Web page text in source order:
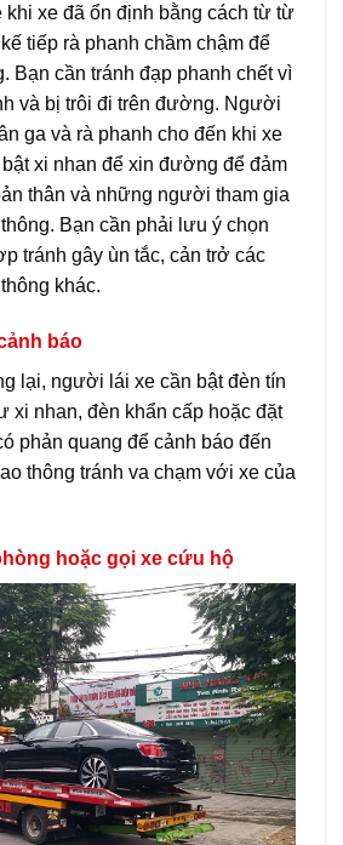
khi xe đã ổn định bằng cách từ từ
tiếp rà phanh chầm chậm để
Bạn cần tránh đạp phanh chết vì
và bị trôi đi trên đường. Người
ga và rà phanh cho đến khi xe
xi nhan để xin đường để đảm
thân và những người tham gia
Bạn cần phải lưu ý chọn
tránh gây ùn tắc, cản trở các
khác.
báo
lại, người lái xe cần bật đèn tín
xi nhan, đèn khẩn cấp hoặc đặt
phản quang để cảnh báo đến
thông tránh va chạm với xe của
hoặc gọi xe cứu hộ